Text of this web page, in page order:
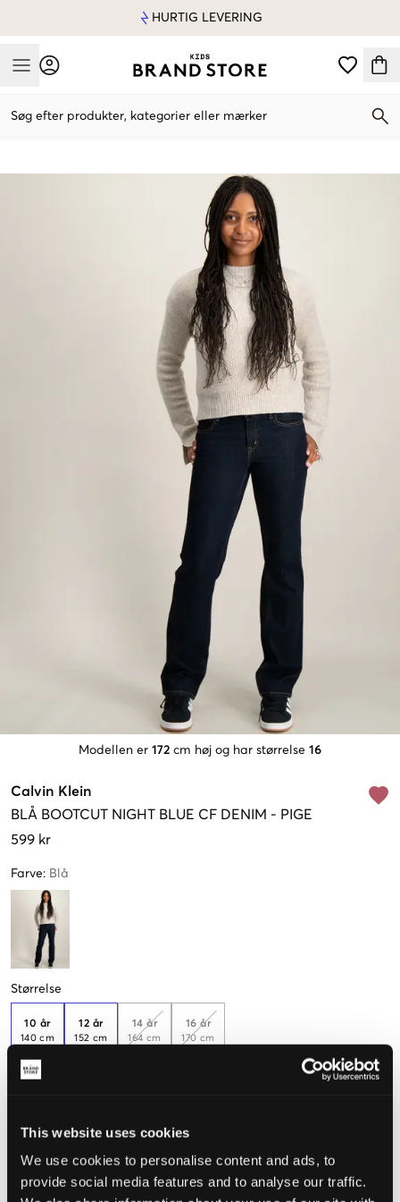
This website uses cookies
We use cookies to personalise content and ads, to
provide social media features and to analyse our traffic.
HURTIG LEVERING
Mobile Menu
Søg efter produkter, kategorier eller mærker
Modellen er 172 cm høj og har størrelse 16
Calvin Klein
BLÅ BOOTCUT NIGHT BLUE CF DENIM - PIGE
599 kr
Farve: Blå
Størrelse
10 år
140 cm
Kun
tilbage
12 år
152 cm
14 år
164 cm
16 år
170 cm
Lille Perfekt
STØRRELSESGUIDE